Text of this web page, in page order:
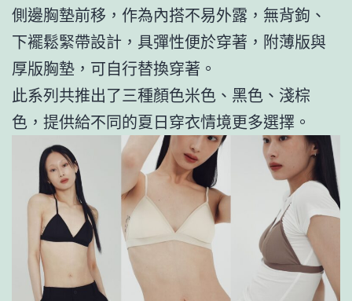
側邊胸墊前移，作為內搭不易外露，無背鉤、
下襬鬆緊帶設計，具彈性便於穿著，附薄版與
厚版胸墊，可自行替換穿著。
此系列共推出了三種顏色米色、黑色、淺棕
色，提供給不同的夏日穿衣情境更多選擇。